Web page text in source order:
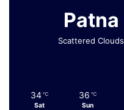
Patna
Scattered Clouds
34 ℃
Sat
36 ℃
Sun